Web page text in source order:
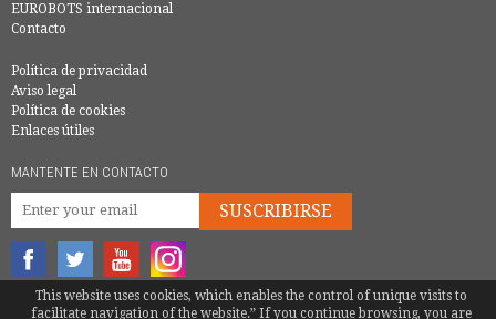
EUROBOTS internacional
Contacto
Política de privacidad
Aviso legal
Política de cookies
Enlaces útiles
MANTENTE EN CONTACTO
SUSCRIBIRSE
© COPYRIGHT 2016 - EUROBOTS | TODOS LOS DERECHOS RESERVADOS
This website uses cookies, which enables the control of unique visits to
facilitate navigation of the website.” If you continue browsing, you are